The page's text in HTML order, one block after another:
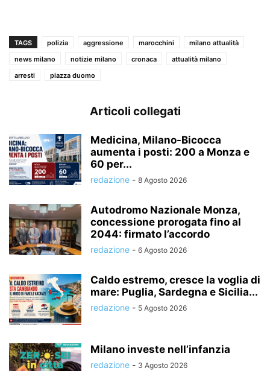
TAGS polizia aggressione marocchini
milano attualità
news milano
notizie milano cronaca
attualità milano
arresti
piazza duomo
Articoli collegati
Medicina, Milano-Bicocca
aumenta i posti: 200 a Monza e
60 per...
redazione - 8 Agosto 2026
Autodromo Nazionale Monza,
concessione prorogata fino al
2044: firmato l’accordo
redazione - 6 Agosto 2026
Caldo estremo, cresce la voglia di
mare: Puglia, Sardegna e Sicilia...
redazione - 5 Agosto 2026
Milano investe nell’infanzia
redazione - 3 Agosto 2026